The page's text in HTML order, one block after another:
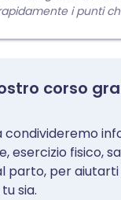
i punti
corso
esercizio fisico,
parto, per
sia.